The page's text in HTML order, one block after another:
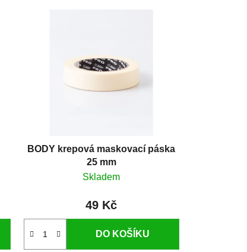
BODY krepová maskovací páska
25 mm
Skladem
49 Kč
DO KOŠÍKU